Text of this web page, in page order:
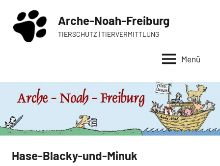
Inhalt
springen
Arche-Noah-Freiburg
TIERSCHUTZ | TIERVERMITTLUNG
Menü
Hase-Blacky-und-Minuk